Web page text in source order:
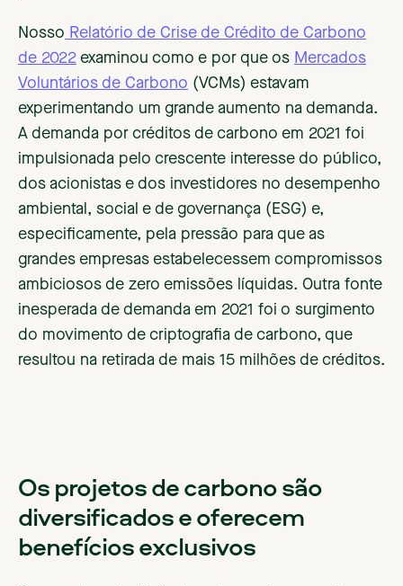
Nosso Relatório de Crise de Crédito de Carbono
de 2022 examinou como e por que os Mercados
Voluntários de Carbono (VCMs) estavam
experimentando um grande aumento na demanda.
A demanda por créditos de carbono em 2021 foi
impulsionada pelo crescente interesse do público,
dos acionistas e dos investidores no desempenho
ambiental, social e de governança (ESG) e,
especificamente, pela pressão para que as
grandes empresas estabelecessem compromissos
ambiciosos de zero emissões líquidas. Outra fonte
inesperada de demanda em 2021 foi o surgimento
do movimento de criptografia de carbono, que
resultou na retirada de mais 15 milhões de créditos.
Os projetos de carbono são
diversificados e oferecem
benefícios exclusivos